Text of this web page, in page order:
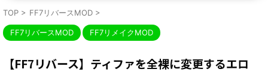
TOP > FF7リバースMOD >
FF7リバースMOD FF7リメイクMOD
【FF7リバース】ティファを全裸に変更するエロ